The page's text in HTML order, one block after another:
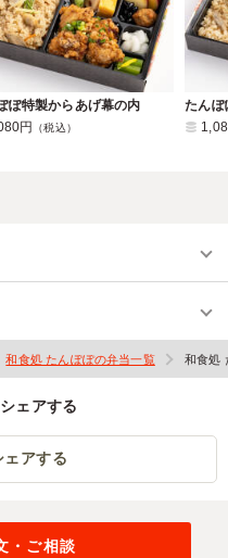
ぽ特製からあげ幕の内
円
（税込）
たんぽ
和食処 たんぽぽの弁当一覧 和食処
ェアする
ェアする
・ご相談